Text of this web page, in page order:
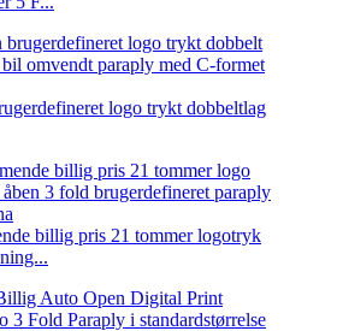
logo trykt dobbeltlag
billig pris 21 tommer logotryk